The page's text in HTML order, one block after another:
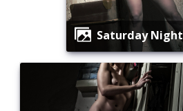
Saturday Night